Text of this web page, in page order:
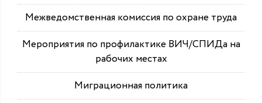
Межведомственная комиссия по охране труда
Мероприятия по профилактике ВИЧ/СПИДа на
рабочих местах
Миграционная политика